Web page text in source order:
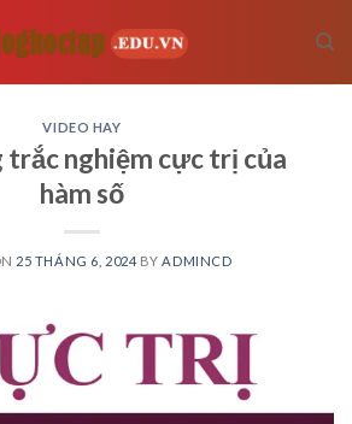
VIDEO HAY
trắc nghiệm cực trị của
hàm số
25 THÁNG 6, 2024 BY ADMINCD